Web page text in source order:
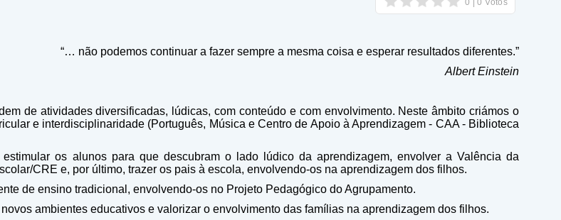
“… não podemos continuar a fazer sempre a mesma coisa e esperar resultados diferentes.”
Albert Einstein
de atividades diversificadas, lúdicas, com conteúdo e com envolvimento. Neste âmbito criámos o
e interdisciplinaridade (Português, Música e Centro de Apoio à Aprendizagem - CAA - Biblioteca
os alunos para que descubram o lado lúdico da aprendizagem, envolver a Valência da
CRE e, por último, trazer os pais à escola, envolvendo-os na aprendizagem dos filhos.
de ensino tradicional, envolvendo-os no Projeto Pedagógico do Agrupamento.
ambientes educativos e valorizar o envolvimento das famílias na aprendizagem dos filhos.